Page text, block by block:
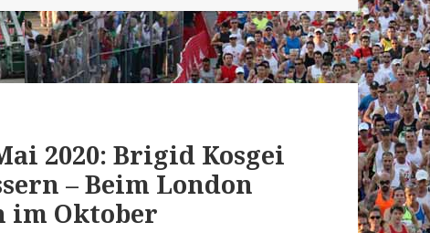
2020: Brigid Kosgei
– Beim London
im Oktober